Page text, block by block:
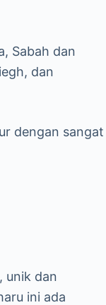
Sabah dan
dan
dengan sangat
unik dan
ini ada